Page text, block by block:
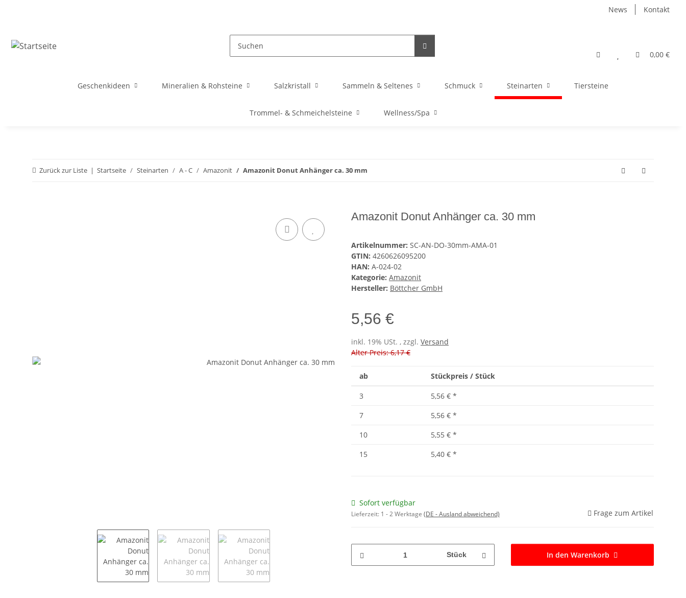
News Kontakt
0,00 €
Geschenkideen Mineralien & Rohsteine Salzkristall Sammeln & Seltenes Schmuck Steinarten Tiersteine
Trommel- & Schmeichelsteine Wellness/Spa
Zurück zur Liste Startseite Steinarten A - C Amazonit Amazonit Donut Anhänger ca. 30 mm
Amazonit Donut Anhänger ca. 30 mm
Artikelnummer: SC-AN-DO-30mm-AMA-01
GTIN: 4260626095200
HAN: A-024-02
Kategorie: Amazonit
Hersteller: Böttcher GmbH
5,56 €
inkl. 19% USt. , zzgl. Versand
Alter Preis: 6,17 €
ab Stückpreis / Stück
3 5,56 € *
7
5,56 € *
10
5,55 € *
15
5,40 € *
Sofort verfügbar
Lieferzeit: 1 - 2 Werktage (DE - Ausland abweichend) Frage zum Artikel
Stück In den Warenkorb